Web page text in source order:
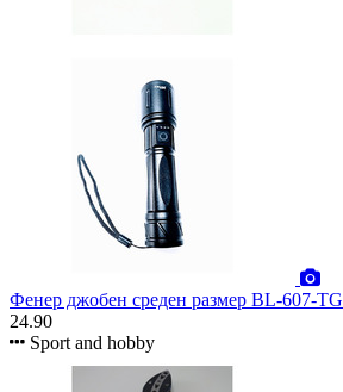
Фенер джобен среден размер BL-607-TG
24.90
Sport and hobby